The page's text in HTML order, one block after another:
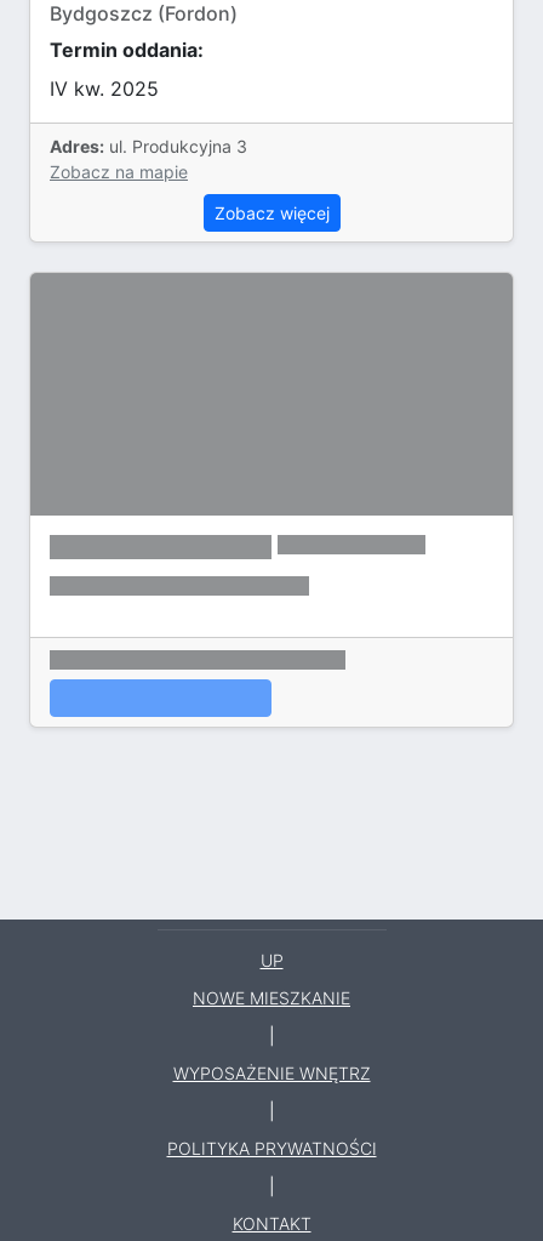
Bydgoszcz (Fordon)
Termin oddania:
IV kw. 2025
Adres: ul. Produkcyjna 3
Zobacz na mapie
Zobacz więcej
UP
NOWE MIESZKANIE
WYPOSAŻENIE WNĘTRZ
POLITYKA PRYWATNOŚCI
KONTAKT